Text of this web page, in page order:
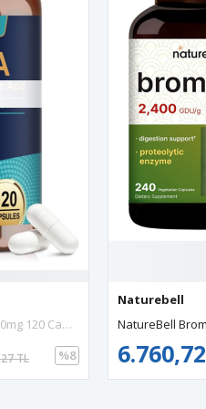
Totaria TUDCA Bile Salts 1200mg 120 Capsules, 60 Servis Ultra Strength Pure TUDCA Liver , Liver And Gallbladder Cleanse.Made In Usa.4046
%8
Naturebell
6.760,72 TL